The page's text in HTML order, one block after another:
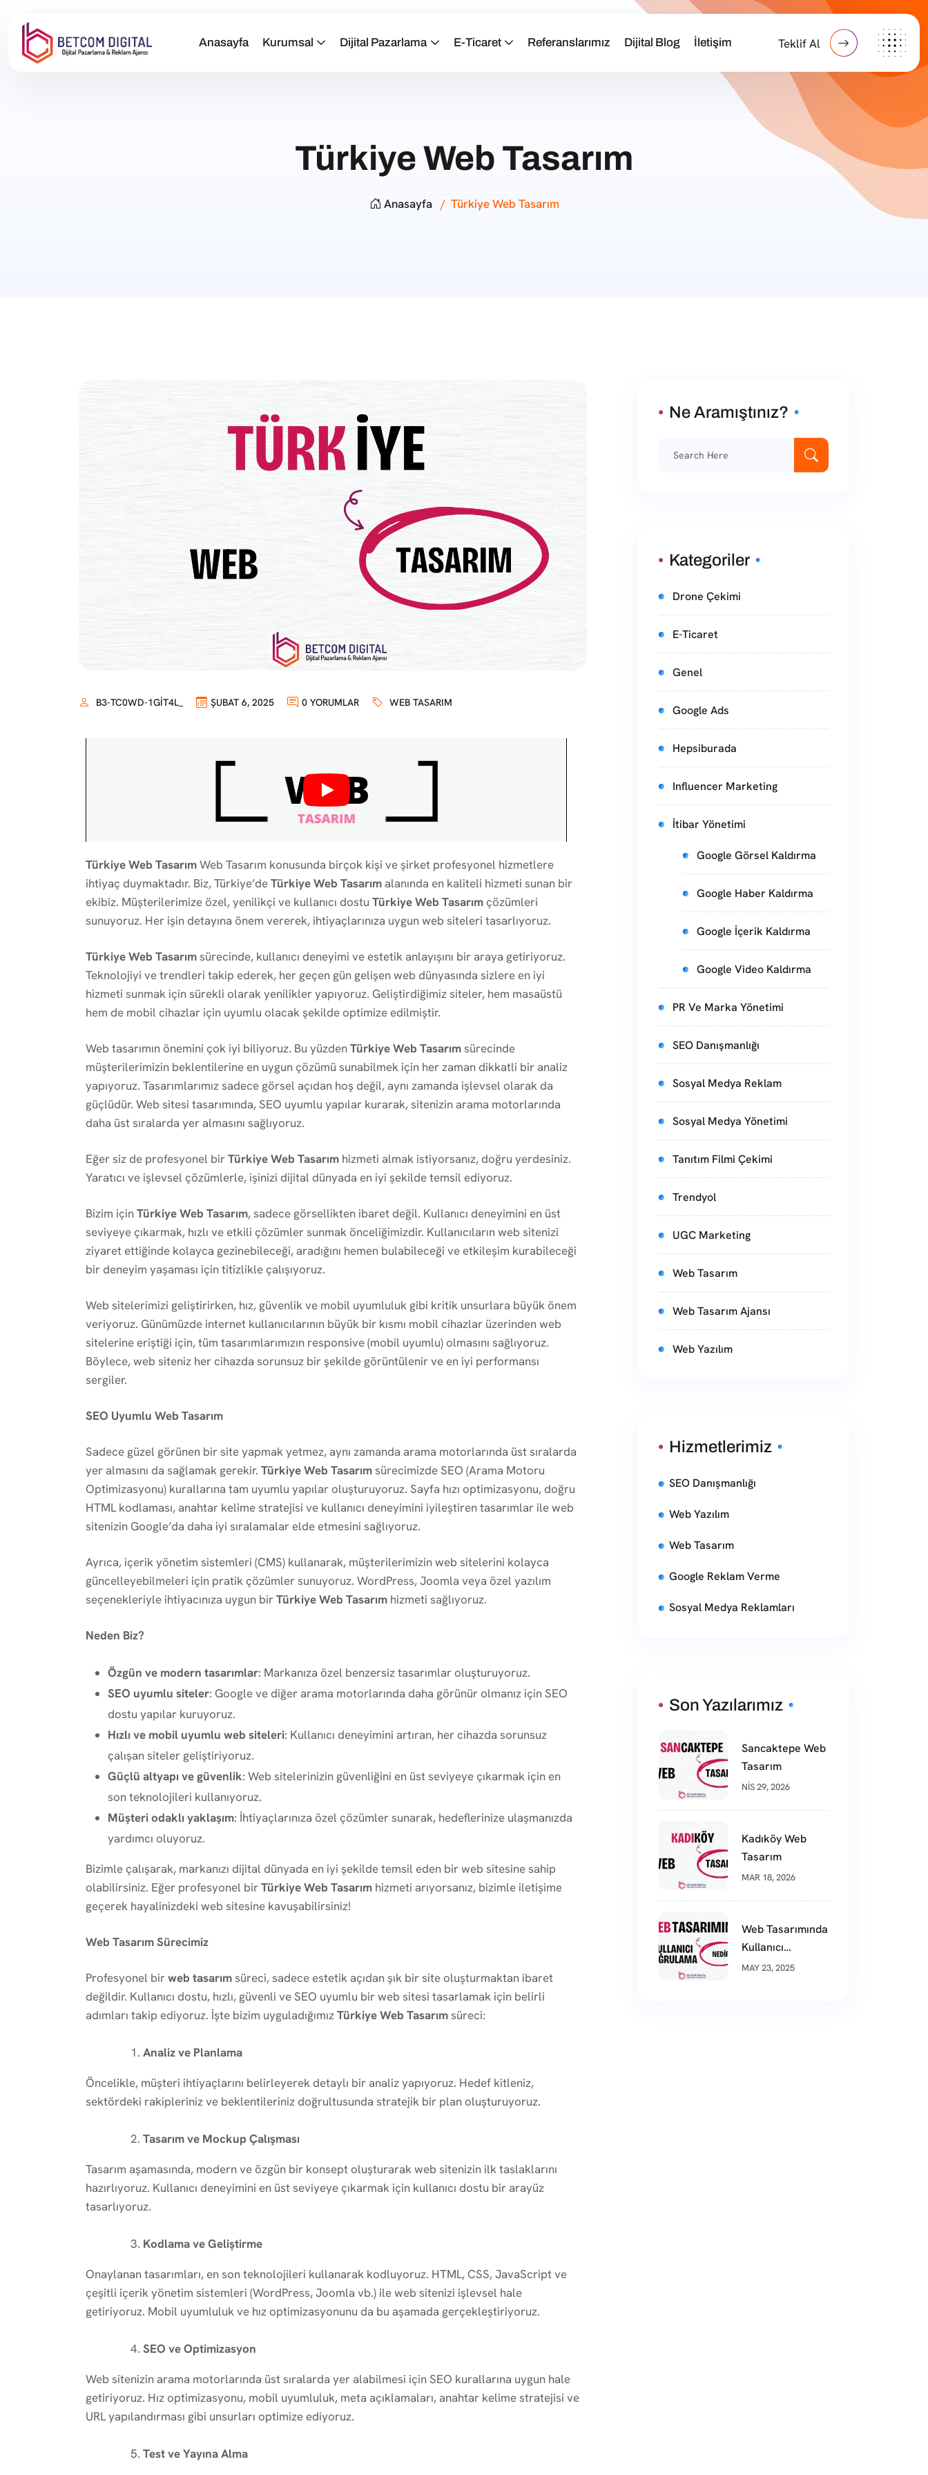
Anasayfa Kurumsal Dijital Pazarlama E-Ticaret Referanslarımız Dijital Blog İletişim Teklif Al
Türkiye Web Tasarım
Anasayfa Türkiye Web Tasarım
B3-TC0WD-1GIT4L_ ŞUBAT 6, 2025 0 YORUMLAR WEB TASARIM
Türkiye Web TasarımWeb Tasarım konusunda birçok kişi ve şirket profesyonel hizmetlere
ihtiyaç duymaktadır. Biz, Türkiye’deTürkiye Web Tasarım alanında en kaliteli hizmeti sunan bir
ekibiz. Müşterilerimize özel, yenilikçi ve kullanıcı dostu Türkiye Web Tasarım çözümleri
sunuyoruz. Her işin detayına önem vererek, ihtiyaçlarınıza uygun web siteleri tasarlıyoruz.
Türkiye Web Tasarımsürecinde, kullanıcı deneyimi ve estetik anlayışını bir araya getiriyoruz.
Teknolojiyi ve trendleri takip ederek, her geçen gün gelişen web dünyasında sizlere en iyi
hizmeti sunmak için sürekli olarak yenilikler yapıyoruz. Geliştirdiğimiz siteler, hem masaüstü
hem de mobil cihazlar için uyumlu olacak şekilde optimize edilmiştir.
Web tasarımın önemini çok iyi biliyoruz. Bu yüzdenTürkiye Web Tasarımsürecinde
müşterilerimizin beklentilerine en uygun çözümü sunabilmek için her zaman dikkatli bir analiz
yapıyoruz. Tasarımlarımız sadece görsel açıdan hoş değil, aynı zamanda işlevsel olarak da
güçlüdür. Web sitesi tasarımında, SEO uyumlu yapılar kurarak, sitenizin arama motorlarında
daha üst sıralarda yer almasını sağlıyoruz.
Eğer siz de profesyonel birTürkiye Web Tasarım hizmeti almak istiyorsanız, doğru yerdesiniz.
Yaratıcı ve işlevsel çözümlerle, işinizi dijital dünyada en iyi şekilde temsil ediyoruz.
Bizim içinTürkiye Web Tasarım, sadece görsellikten ibaret değil. Kullanıcı deneyimini en üst
seviyeye çıkarmak, hızlı ve etkili çözümler sunmak önceliğimizdir. Kullanıcıların web sitenizi
ziyaret ettiğinde kolayca gezinebileceği, aradığını hemen bulabileceği ve etkileşim kurabileceği
bir deneyim yaşaması için titizlikle çalışıyoruz.
Web sitelerimizi geliştirirken, hız, güvenlik ve mobil uyumluluk gibi kritik unsurlara büyük önem
veriyoruz. Günümüzde internet kullanıcılarının büyük bir kısmı mobil cihazlar üzerinden web
sitelerine eriştiği için, tüm tasarımlarımızın responsive (mobil uyumlu) olmasını sağlıyoruz.
Böylece, web siteniz her cihazda sorunsuz bir şekilde görüntülenir ve en iyi performansı
sergiler.
SEO Uyumlu Web Tasarım
Sadece güzel görünen bir site yapmak yetmez, aynı zamanda arama motorlarında üst sıralarda
yer almasını da sağlamak gerekir. Türkiye Web Tasarımsürecimizde SEO (Arama Motoru
Optimizasyonu) kurallarına tam uyumlu yapılar oluşturuyoruz. Sayfa hızı optimizasyonu, doğru
HTML kodlaması, anahtar kelime stratejisi ve kullanıcı deneyimini iyileştiren tasarımlar ile web
sitenizin Google’da daha iyi sıralamalar elde etmesini sağlıyoruz.
Ayrıca, içerik yönetim sistemleri (CMS) kullanarak, müşterilerimizin web sitelerini kolayca
güncelleyebilmeleri için pratik çözümler sunuyoruz. WordPress, Joomla veya özel yazılım
seçenekleriyle ihtiyacınıza uygun birTürkiye Web Tasarım hizmeti sağlıyoruz.
Neden Biz?
Özgün ve modern tasarımlar: Markanıza özel benzersiz tasarımlar oluşturuyoruz.
SEO uyumlu siteler: Google ve diğer arama motorlarında daha görünür olmanız için SEO
dostu yapılar kuruyoruz.
Hızlı ve mobil uyumlu web siteleri: Kullanıcı deneyimini artıran, her cihazda sorunsuz
çalışan siteler geliştiriyoruz.
Güçlü altyapı ve güvenlik: Web sitelerinizin güvenliğini en üst seviyeye çıkarmak için en
son teknolojileri kullanıyoruz.
Müşteri odaklı yaklaşım: İhtiyaçlarınıza özel çözümler sunarak, hedeflerinize ulaşmanızda
yardımcı oluyoruz.
Bizimle çalışarak, markanızı dijital dünyada en iyi şekilde temsil eden bir web sitesine sahip
olabilirsiniz. Eğer profesyonel birTürkiye Web Tasarım hizmeti arıyorsanız, bizimle iletişime
geçerek hayalinizdeki web sitesine kavuşabilirsiniz!
Web Tasarım Sürecimiz
Profesyonel birweb tasarımsüreci, sadece estetik açıdan şık bir site oluşturmaktan ibaret
değildir. Kullanıcı dostu, hızlı, güvenli ve SEO uyumlu bir web sitesi tasarlamak için belirli
adımları takip ediyoruz. İşte bizim uyguladığımızTürkiye Web Tasarımsüreci:
Analiz ve Planlama
Öncelikle, müşteri ihtiyaçlarını belirleyerek detaylı bir analiz yapıyoruz. Hedef kitleniz,
sektördeki rakipleriniz ve beklentileriniz doğrultusunda stratejik bir plan oluşturuyoruz.
Tasarım ve Mockup Çalışması
Tasarım aşamasında, modern ve özgün bir konsept oluşturarak web sitenizin ilk taslaklarını
hazırlıyoruz. Kullanıcı deneyimini en üst seviyeye çıkarmak için kullanıcı dostu bir arayüz
tasarlıyoruz.
Kodlama ve Geliştirme
Onaylanan tasarımları, en son teknolojileri kullanarak kodluyoruz. HTML, CSS, JavaScript ve
çeşitli içerik yönetim sistemleri (WordPress, Joomla vb.) ile web sitenizi işlevsel hale
getiriyoruz. Mobil uyumluluk ve hız optimizasyonunu da bu aşamada gerçekleştiriyoruz.
SEO ve Optimizasyon
Web sitenizin arama motorlarında üst sıralarda yer alabilmesi için SEO kurallarına uygun hale
getiriyoruz. Hız optimizasyonu, mobil uyumluluk, meta açıklamaları, anahtar kelime stratejisi ve
URL yapılandırması gibi unsurları optimize ediyoruz.
Test ve Yayına Alma
Ne Aramıştınız?
Kategoriler
Drone Çekimi
E-Ticaret
Genel
Google Ads
Hepsiburada
Influencer Marketing
İtibar Yönetimi
Google Görsel Kaldırma
Google Haber Kaldırma
Google İçerik Kaldırma
Google Video Kaldırma
PR Ve Marka Yönetimi
SEO Danışmanlığı
Sosyal Medya Reklam
Sosyal Medya Yönetimi
Tanıtım Filmi Çekimi
Trendyol
UGC Marketing
Web Tasarım
Web Tasarım Ajansı
Web Yazılım
Hizmetlerimiz
SEO Danışmanlığı
Web Yazılım
Web Tasarım
Google Reklam Verme
Sosyal Medya Reklamları
Son Yazılarımız
Sancaktepe Web
Tasarım
NIS 29, 2026
Kadıköy Web
Tasarım
MAR 18, 2026
Web Tasarımında
Kullanıcı
Doğrulama
MAY 23, 2025